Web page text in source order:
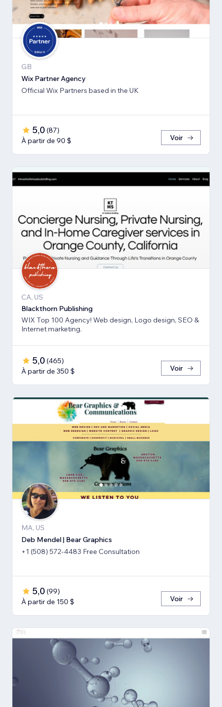
GB
Wix Partner Agency
Official Wix Partners based in the UK
5,0 (87)
À partir de 90 $
Voir
CA, US
Blackthorn Publishing
WIX Top 100 Agency! Web design, Logo design, SEO &
Internet marketing.
5,0 (465)
À partir de 350 $
Voir
MA, US
Deb Mendel | Bear Graphics
+1 (508) 572-4483 Free Consultation
5,0 (99)
À partir de 150 $
Voir